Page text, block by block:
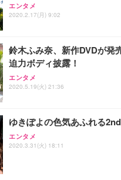
エンタメ
2020.2.17(月) 9:02
鈴木ふみ奈、新作DVDが発
迫力ボディ披露！
エンタメ
2020.5.19(火) 21:36
ゆきぽよの色気あふれる
エンタメ
2020.3.31(火) 18:11